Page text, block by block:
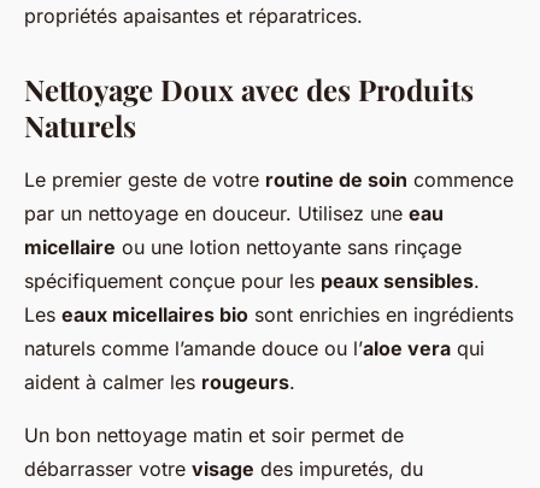
propriétés apaisantes et réparatrices.
Nettoyage Doux avec des Produits
Naturels
Le premier geste de votre routine de soin commence
par un nettoyage en douceur. Utilisez une eau
micellaire ou une lotion nettoyante sans rinçage
spécifiquement conçue pour les peaux sensibles.
Les eaux micellaires bio sont enrichies en ingrédients
naturels comme l’amande douce ou l’aloe vera qui
aident à calmer les rougeurs.
Un bon nettoyage matin et soir permet de
débarrasser votre visage des impuretés, du